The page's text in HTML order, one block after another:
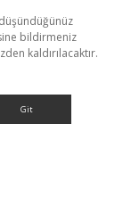
bildirmeniz
kaldırılacaktır.